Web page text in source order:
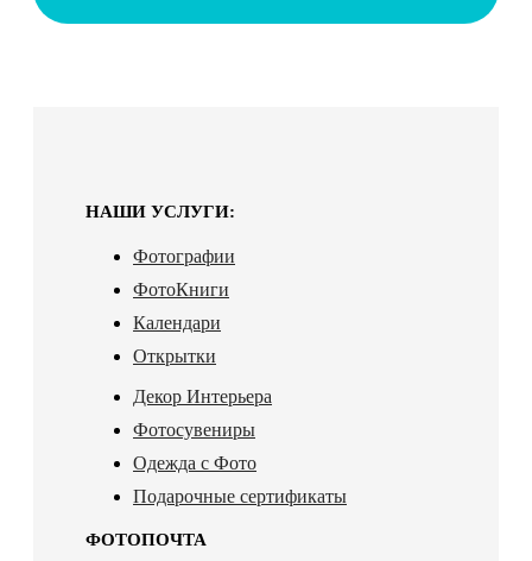
НАШИ УСЛУГИ:
Фотографии
ФотоКниги
Календари
Открытки
Декор Интерьера
Фотосувениры
Одежда с Фото
Подарочные сертификаты
ФОТОПОЧТА